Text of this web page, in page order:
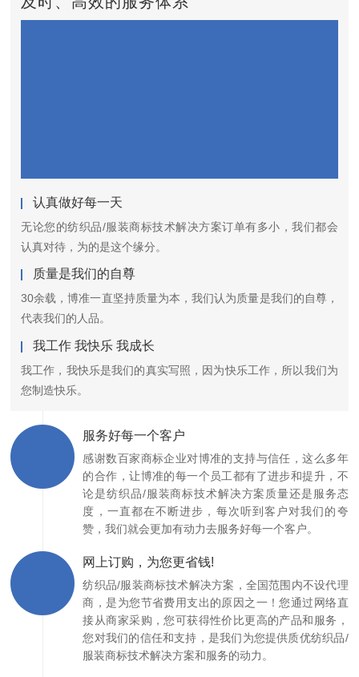
认真做好每一天
无论您的纺织品/服装商标技术解决方案订单有多小，我们都会
认真对待，为的是这个缘分。
质量是我们的自尊
30余载，博准一直坚持质量为本，我们认为质量是我们的自尊，
代表我们的人品。
我工作 我快乐 我成长
我工作，我快乐是我们的真实写照，因为快乐工作，所以我们为
您制造快乐。
服务好每一个客户
感谢数百家商标企业对博准的支持与信任，这么多年
的合作，让博准的每一个员工都有了进步和提升，不
论是纺织品/服装商标技术解决方案质量还是服务态
度，一直都在不断进步，每次听到客户对我们的夸
赞，我们就会更加有动力去服务好每一个客户。
网上订购，为您更省钱!
纺织品/服装商标技术解决方案，全国范围内不设代理
商，是为您节省费用支出的原因之一！您通过网络直
接从商家采购，您可获得性价比更高的产品和服务，
您对我们的信任和支持，是我们为您提供质优纺织品/
服装商标技术解决方案和服务的动力。